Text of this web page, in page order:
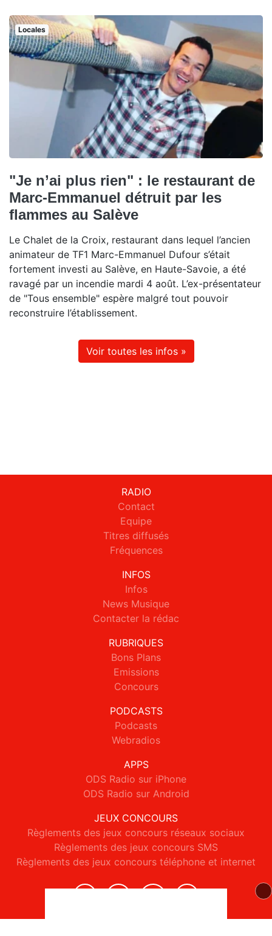
Locales
"Je n’ai plus rien" : le restaurant de
Marc-Emmanuel détruit par les
flammes au Salève
Le Chalet de la Croix, restaurant dans lequel l’ancien
animateur de TF1 Marc-Emmanuel Dufour s’était
fortement investi au Salève, en Haute-Savoie, a été
ravagé par un incendie mardi 4 août. L’ex-présentateur
de "Tous ensemble" espère malgré tout pouvoir
reconstruire l’établissement.
Voir toutes les infos »
RADIO
Contact
Equipe
Titres diffusés
Fréquences
INFOS
Infos
News Musique
Contacter la rédac
RUBRIQUES
Bons Plans
Emissions
Concours
PODCASTS
Podcasts
Webradios
APPS
ODS Radio sur iPhone
ODS Radio sur Android
JEUX CONCOURS
Règlements des jeux concours réseaux sociaux
Règlements des jeux concours SMS
Règlements des jeux concours téléphone et internet